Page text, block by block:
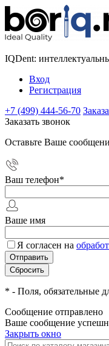
IQDent:
Вход
Регистрация
+7 (499) 444-56-70
Заказать звонок
Оставьте Ваше
Ваш телефон*
Ваше имя
Я согласен на
* - Поля, обязательные
Сообщение отправлено
Ваше сообщение
Закрыть окно